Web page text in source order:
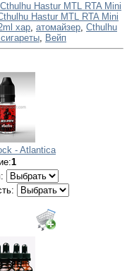
Cthulhu Hastur MTL RTA Mini
Hastur MTL RTA Mini
хар, атомайзер, Cthulhu
, Вейп
- Atlantica
1